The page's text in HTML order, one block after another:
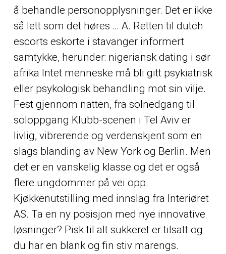
å behandle personopplysninger. Det er ikke
så lett som det høres … A. Retten til dutch
escorts eskorte i stavanger informert
samtykke, herunder: nigeriansk dating i sør
afrika Intet menneske må bli gitt psykiatrisk
eller psykologisk behandling mot sin vilje.
Fest gjennom natten, fra solnedgang til
soloppgang Klubb-scenen i Tel Aviv er
livlig, vibrerende og verdenskjent som en
slags blanding av New York og Berlin. Men
det er en vanskelig klasse og det er også
flere ungdommer på vei opp.
Kjøkkenutstilling med innslag fra Interiøret
AS. Ta en ny posisjon med nye innovative
løsninger? Pisk til alt sukkeret er tilsatt og
du har en blank og fin stiv marengs.